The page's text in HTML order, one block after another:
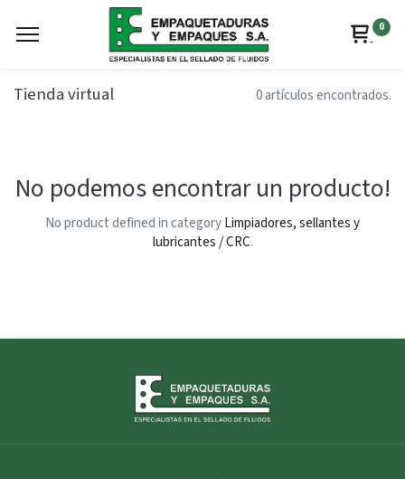
0
Tienda virtual 0 artículos encontrados.
No podemos encontrar un producto!
No product defined in categoryLimpiadores, sellantes y
lubricantes / CRC.